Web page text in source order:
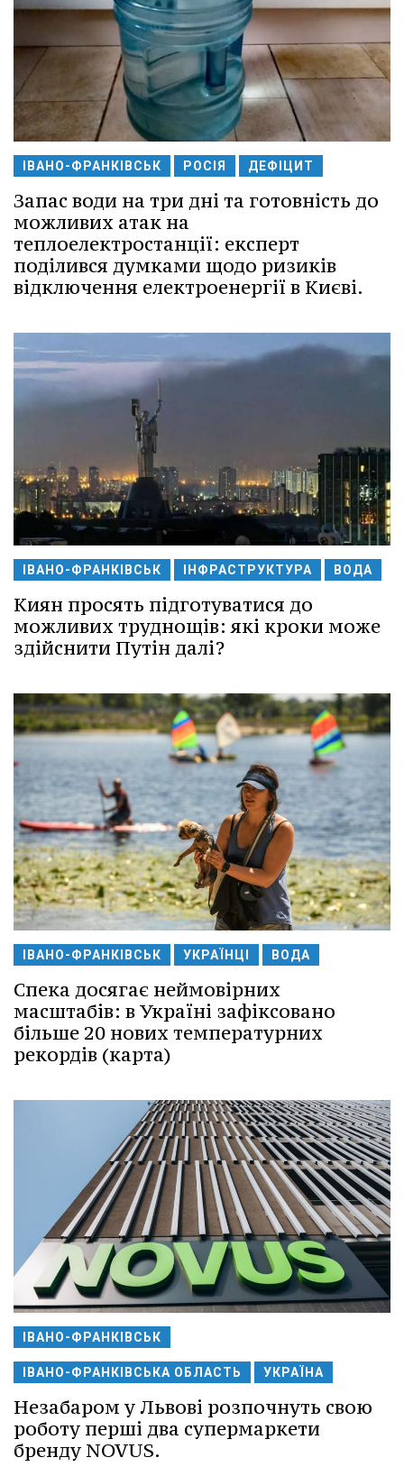
ІВАНО-ФРАНКІВСЬК РОСІЯ ДЕФІЦИТ
Запас води на три дні та готовність до
можливих атак на
теплоелектростанції: експерт
поділився думками щодо ризиків
відключення електроенергії в Києві.
ІВАНО-ФРАНКІВСЬК ІНФРАСТРУКТУРА ВОДА
Киян просять підготуватися до
можливих труднощів: які кроки може
здійснити Путін далі?
ІВАНО-ФРАНКІВСЬК УКРАЇНЦІ ВОДА
Спека досягає неймовірних
масштабів: в Україні зафіксовано
більше 20 нових температурних
рекордів (карта)
ІВАНО-ФРАНКІВСЬК
ІВАНО-ФРАНКІВСЬКА ОБЛАСТЬ УКРАЇНА
Незабаром у Львові розпочнуть свою
роботу перші два супермаркети
бренду NOVUS.